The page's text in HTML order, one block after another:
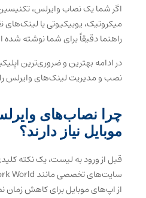
اگر شما یک نصاب وایرلس،
میکروتیک، یوبیکیوتی یا
راهنما دقیقاً برای شما نوشته
نصب و مدیریت لینک‌های وایرلس
چرا نصاب‌های
موبایل نیاز دارند؟
قبل از ورود به لیست، یک نکته
از اپ‌های موبایل برای کاهش زمان نصب تا ۳۰%